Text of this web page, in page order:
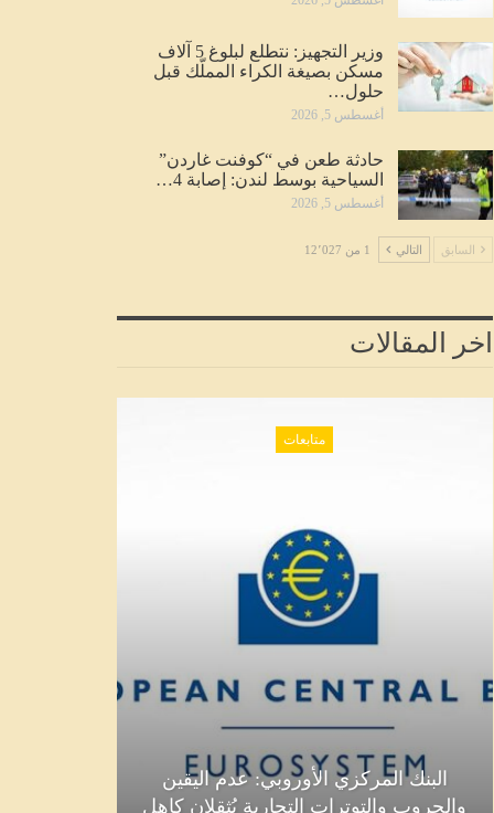
وزير التجهيز: نتطلع لبلوغ 5 آلاف
مسكن بصيغة الكراء المملّك قبل
حلول…
أغسطس 5, 2026
حادثة طعن في “كوفنت غاردن”
السياحية بوسط لندن: إصابة 4…
أغسطس 5, 2026
السابق التالي 1 من 12٬027
اخر المقالات
متابعات
البنك المركزي الأوروبي: عدم اليقين
والحروب والتوترات التجارية يُثقلان كاهل